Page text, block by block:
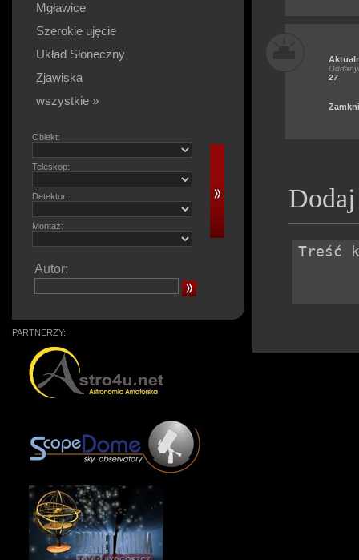
Mgławice
Szerokie ujęcie
Układ Słoneczny
Zjawiska
wszystkie »
Obiekt:
Teleskop:
Detektor:
Montaż:
Autor:
PARTNERZY:
27